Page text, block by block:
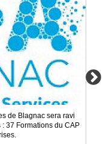
de Blagnac sera ravi
37 Formations du CAP